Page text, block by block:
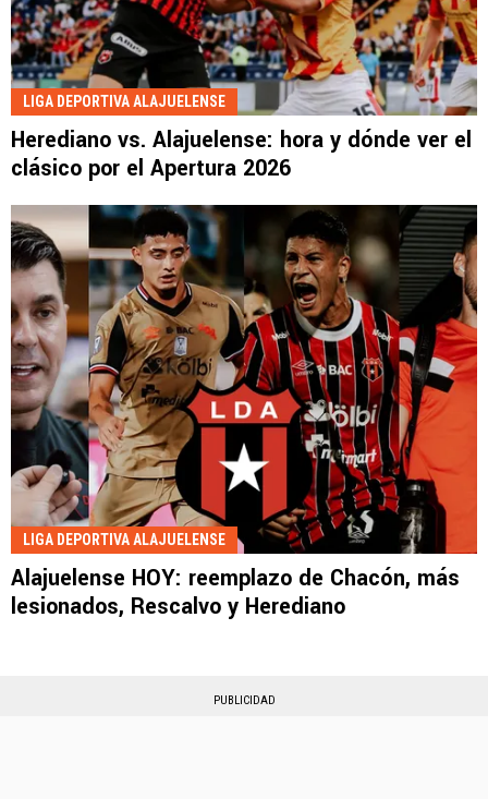
LIGA DEPORTIVA ALAJUELENSE
Herediano vs. Alajuelense: hora y dónde ver el
clásico por el Apertura 2026
LIGA DEPORTIVA ALAJUELENSE
Alajuelense HOY: reemplazo de Chacón, más
lesionados, Rescalvo y Herediano
PUBLICIDAD